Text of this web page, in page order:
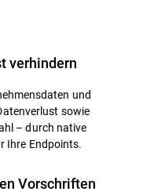
verhindern
und
sowie
– durch native
Ihre Endpoints.
Vorschriften